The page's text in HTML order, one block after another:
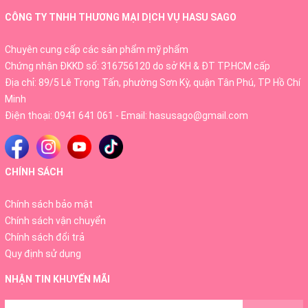
- 1 Nắp xịt
- 1 Thân
hoặc các dung dịch sát khuẩn tùy theo nhu cầu
sử dụng.
CÔNG TY TNHH THƯƠNG MẠI DỊCH VỤ HASU SAGO
Chuyên cung cấp các sản phẩm mỹ phẩm
Chứng nhận ĐKKD số: 316756120 do sở KH & ĐT TP.HCM cấp
Địa chỉ: 89/5 Lê Trọng Tấn, phường Sơn Kỳ, quận Tân Phú, TP Hồ Chí
Minh
Điện thoại: 0941 641 061 - Email: hasusago@gmail.com
CHÍNH SÁCH
Chính sách bảo mật
Chính sách vận chuyển
Chính sách đổi trả
Quy định sử dụng
NHẬN TIN KHUYẾN MÃI